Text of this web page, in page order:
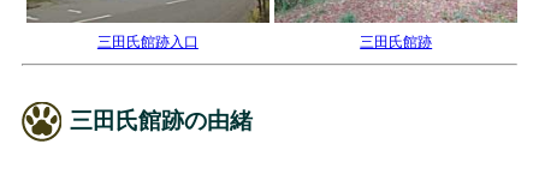
三田氏館跡入口 三田氏館跡
三田氏館跡の由緒